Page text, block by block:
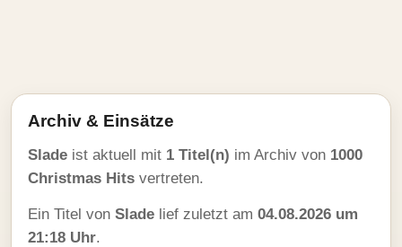
Archiv & Einsätze
Slade ist aktuell mit 1 Titel(n) im Archiv von 1000
Christmas Hits vertreten.
Ein Titel von Slade lief zuletzt am 04.08.2026 um
21:18 Uhr.